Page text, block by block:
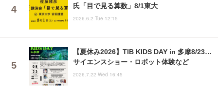
氏「目で見る算数」8/1東大
2026.6.2 Tue 12:15
【夏休み2026】TIB KIDS DAY in 多摩8/23…
サイエンスショー・ロボット体験など
2026.7.22 Wed 16:45